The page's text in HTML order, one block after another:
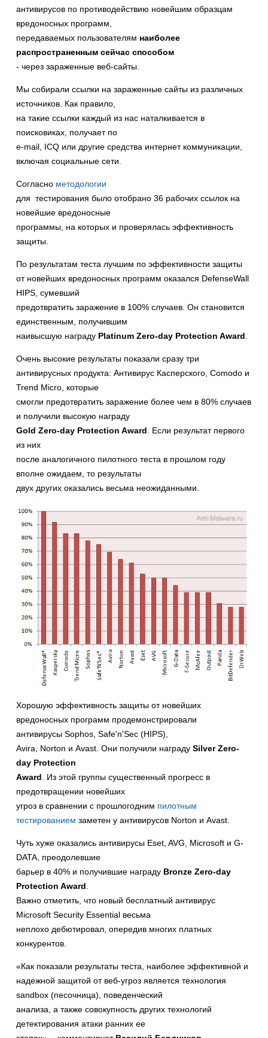
антивирусов по противодействию новейшим образцам
вредоносных программ,
передаваемых пользователям наиболее
распространенным сейчас способом
- через зараженные веб-сайты.
Мы собирали ссылки на зараженные сайты из различных
источников. Как правило,
на такие ссылки каждый из нас наталкивается в
поисковиках, получает по
e-mail, ICQ или другие средства интернет коммуникации,
включая социальные сети.
Согласно методологии
для тестирования было отобрано 36 рабочих ссылок на
новейшие вредоносные
программы, на которых и проверялась эффективность
защиты.
По результатам теста лучшим по эффективности защиты
от новейших вредоносных программ оказался DefenseWall
HIPS, сумевший
предотвратить заражение в 100% случаев. Он становится
единственным, получившим
наивысшую награду Platinum Zero-day Protection Award
Очень высокие результаты показали сразу три
антивирусных продукта: Антивирус Касперского, Comodo и
Trend Micro, которые
смогли предотвратить заражение более чем в 80% случаев
и получили высокую награду
Gold Zero-day Protection Award . Если результат первого
из них
после аналогичного пилотного теста в прошлом году
вполне ожидаем, то результаты
двух других оказались весьма неожиданными.
Хорошую эффективность защиты от новейших
вредоносных программ продемонстрировали
антивирусы Sophos, Safe'n'Sec (HIPS),
Avira, Norton и Avast. Они получили награду Silver Zero-
day Protection
Award . Из этой группы существенный прогресс в
предотвращении новейших
угроз в сравнении с прошлогодним пилотным
тестированием заметен у антивирусов Norton и Avast.
Чуть хуже оказались антивирусы Eset, AVG, Microsoft и G-
DATA, преодолевшие
барьер в 40% и получившие награду Bronze Zero-day
Protection Award
Важно отметить, что новый бесплатный антивирус
Microsoft Security Essential весьма
неплохо дебютировал, опередив многих платных
конкурентов.
«Как показали результаты теста, наиболее эффективной и
надежной защитой от веб-угроз является технология
sandbox (песочница), поведенческий
анализа, а также совокупность других технологий
детектирования атаки ранних ее